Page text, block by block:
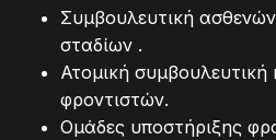
Συμβουλευτική
σταδίων .
Ατομική
φροντιστών.
Ομάδες υποστήριξης